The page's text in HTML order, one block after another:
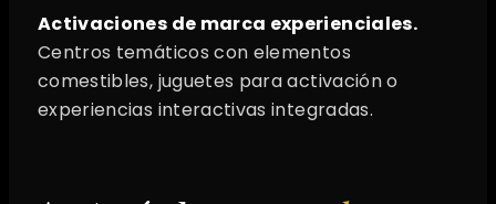
Activaciones de marca experienciales.
Centros temáticos con elementos
comestibles, juguetes para activación o
experiencias interactivas integradas.